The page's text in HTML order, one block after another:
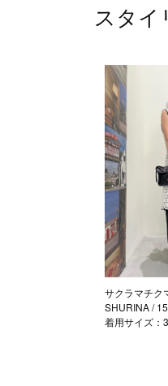
スタ
サクラマチク
SHURINA/
着用サイズ：